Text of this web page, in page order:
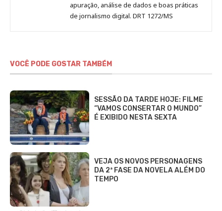
apuração, análise de dados e boas práticas
de jornalismo digital. DRT 1272/MS
VOCÊ PODE GOSTAR TAMBÉM
SESSÃO DA TARDE HOJE: FILME
“VAMOS CONSERTAR O MUNDO”
É EXIBIDO NESTA SEXTA
VEJA OS NOVOS PERSONAGENS
DA 2ª FASE DA NOVELA ALÉM DO
TEMPO